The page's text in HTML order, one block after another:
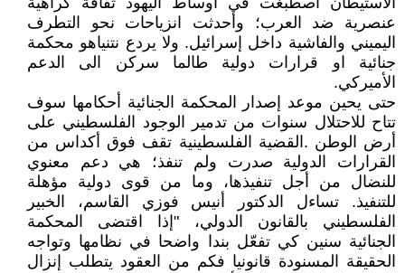
عنصرية ضد العرب؛ وأحدثت انزياحات نحو التطرف
اليميني والفاشية داخل إسرائيل. ولا يردع نتنياهو محكمة
جنائية او قرارات دولية طالما سركن الى الدعم
الأميركي.
حتى يحين موعد إصدار المحكمة الجنائية أحكامها سوف
تتاح للاحتلال سنوات من تدمير الوجود الفلسطيني على
أرض الوطن .القضية الفلسطينية تقف فوق أكداس من
القرارات الدولية صدرت ولم تنفذ؛ هي دعم معنوي
للنضال من أجل تنفيذها، وما من قوى دولية مؤهلة
للتنفيذ. تساءل الدكتور أنيس فوزي القاسم، الخبير
الفلسطيني بالقانون الدولي، "إذا اقتضى المحكمة
الجنائية سنين كي تفعّل بندا واضحا في نظامها وتواجه
الحقيقة المسنودة قانونيا فكم من العقود يتطلب إنزال